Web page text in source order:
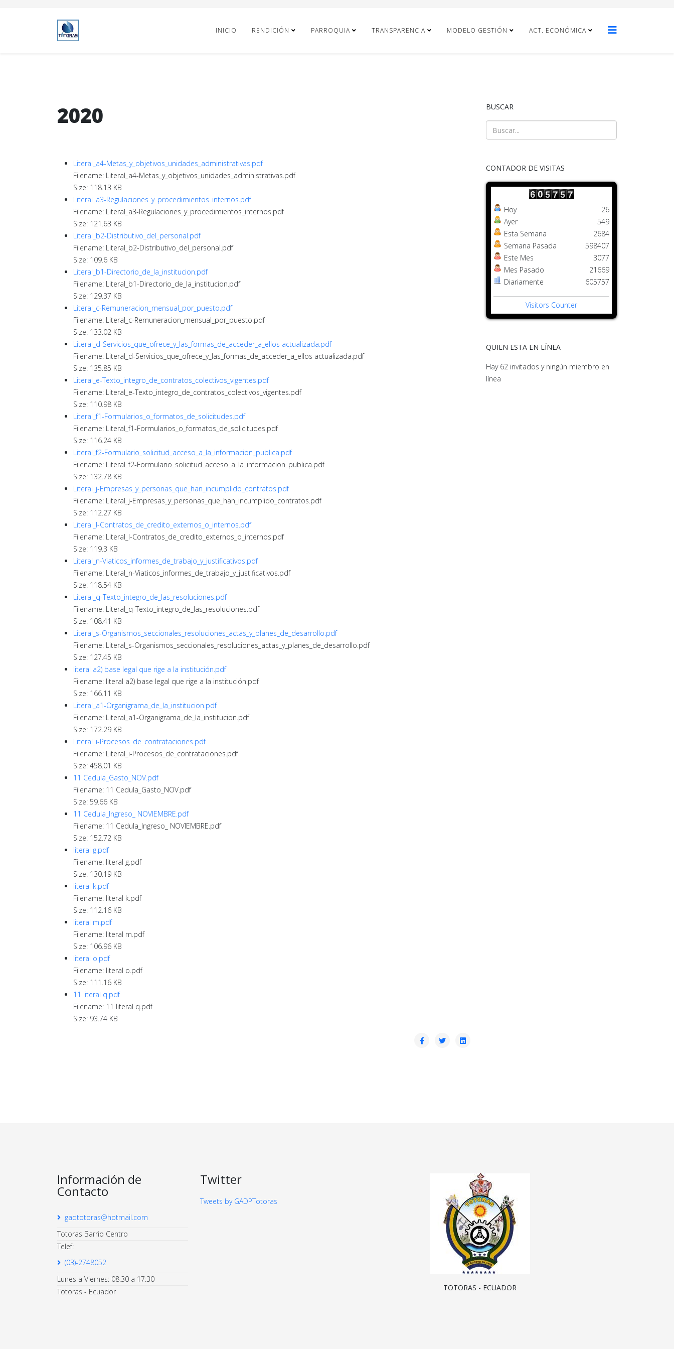
INICIO RENDICIÓN PARROQUIA TRANSPARENCIA MODELO GESTIÓN ACT. ECONÓMICA
2020
Literal_a4-Metas_y_objetivos_unidades_administrativas.pdf
Filename: Literal_a4-Metas_y_objetivos_unidades_administrativas.pdf
Size: 118.13 KB
Literal_a3-Regulaciones_y_procedimientos_internos.pdf
Filename: Literal_a3-Regulaciones_y_procedimientos_internos.pdf
Size: 121.63 KB
Literal_b2-Distributivo_del_personal.pdf
Filename: Literal_b2-Distributivo_del_personal.pdf
Size: 109.6 KB
Literal_b1-Directorio_de_la_institucion.pdf
Filename: Literal_b1-Directorio_de_la_institucion.pdf
Size: 129.37 KB
Literal_c-Remuneracion_mensual_por_puesto.pdf
Filename: Literal_c-Remuneracion_mensual_por_puesto.pdf
Size: 133.02 KB
Literal_d-Servicios_que_ofrece_y_las_formas_de_acceder_a_ellos actualizada.pdf
Filename: Literal_d-Servicios_que_ofrece_y_las_formas_de_acceder_a_ellos actualizada.pdf
Size: 135.85 KB
Literal_e-Texto_integro_de_contratos_colectivos_vigentes.pdf
Filename: Literal_e-Texto_integro_de_contratos_colectivos_vigentes.pdf
Size: 110.98 KB
Literal_f1-Formularios_o_formatos_de_solicitudes.pdf
Filename: Literal_f1-Formularios_o_formatos_de_solicitudes.pdf
Size: 116.24 KB
Literal_f2-Formulario_solicitud_acceso_a_la_informacion_publica.pdf
Filename: Literal_f2-Formulario_solicitud_acceso_a_la_informacion_publica.pdf
Size: 132.78 KB
Literal_j-Empresas_y_personas_que_han_incumplido_contratos.pdf
Filename: Literal_j-Empresas_y_personas_que_han_incumplido_contratos.pdf
Size: 112.27 KB
Literal_l-Contratos_de_credito_externos_o_internos.pdf
Filename: Literal_l-Contratos_de_credito_externos_o_internos.pdf
Size: 119.3 KB
Literal_n-Viaticos_informes_de_trabajo_y_justificativos.pdf
Filename: Literal_n-Viaticos_informes_de_trabajo_y_justificativos.pdf
Size: 118.54 KB
Literal_q-Texto_integro_de_las_resoluciones.pdf
Filename: Literal_q-Texto_integro_de_las_resoluciones.pdf
Size: 108.41 KB
Literal_s-Organismos_seccionales_resoluciones_actas_y_planes_de_desarrollo.pdf
Filename: Literal_s-Organismos_seccionales_resoluciones_actas_y_planes_de_desarrollo.pdf
Size: 127.45 KB
literal a2) base legal que rige a la institución.pdf
Filename: literal a2) base legal que rige a la institución.pdf
Size: 166.11 KB
Literal_a1-Organigrama_de_la_institucion.pdf
Filename: Literal_a1-Organigrama_de_la_institucion.pdf
Size: 172.29 KB
Literal_i-Procesos_de_contrataciones.pdf
Filename: Literal_i-Procesos_de_contrataciones.pdf
Size: 458.01 KB
11 Cedula_Gasto_NOV.pdf
Filename: 11 Cedula_Gasto_NOV.pdf
Size: 59.66 KB
11 Cedula_Ingreso_ NOVIEMBRE.pdf
Filename: 11 Cedula_Ingreso_ NOVIEMBRE.pdf
Size: 152.72 KB
literal g.pdf
Filename: literal g.pdf
Size: 130.19 KB
literal k.pdf
Filename: literal k.pdf
Size: 112.16 KB
literal m.pdf
Filename: literal m.pdf
Size: 106.96 KB
literal o.pdf
Filename: literal o.pdf
Size: 111.16 KB
11 literal q.pdf
Filename: 11 literal q.pdf
Size: 93.74 KB
BUSCAR
CONTADOR DE VISITAS
Hoy
Ayer
Esta Semana
Semana Pasada
Este Mes
Mes Pasado
Diariamente
26
549
2684
598407
3077
21669
605757
Visitors Counter
QUIEN ESTA EN LÍNEA
Hay 62 invitados y ningún miembro en
línea
Información de
Contacto
gadtotoras@hotmail.com
Totoras Barrio Centro
Telef:
(03)-2748052
Lunes a Viernes: 08:30 a 17:30
Totoras - Ecuador
Twitter
Tweets by GADPTotoras
TOTORAS - ECUADOR